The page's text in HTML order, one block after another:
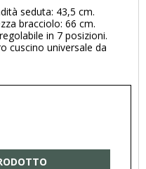
seduta: 43,5 cm.
bracciolo: 66 cm.
in 7 posizioni.
cuscino universale da